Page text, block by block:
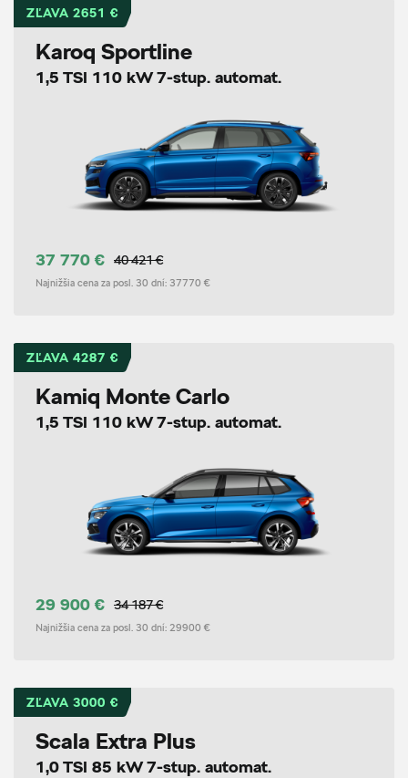
ZĽAVA 2651 €
Karoq Sportline
1,5 TSI 110 kW 7-stup. automat.
37 770 € 40 421 €
Najnižšia cena za posl. 30 dní: 37770 €
ZĽAVA 4287 €
Kamiq Monte Carlo
1,5 TSI 110 kW 7-stup. automat.
29 900 € 34 187 €
Najnižšia cena za posl. 30 dní: 29900 €
ZĽAVA 3000 €
Scala Extra Plus
1,0 TSI 85 kW 7-stup. automat.